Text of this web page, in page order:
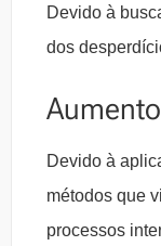
Devido à
dos
Devido à
métodos que
processos